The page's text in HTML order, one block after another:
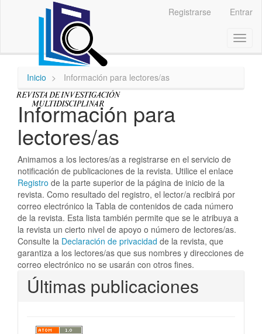
Navegación
principal
Barra
lateral
Registrarse Entrar
Inicio Información para lectores/as
Información para
lectores/as
Animamos a los lectores/as a registrarse en el servicio de
notificación de publicaciones de la revista. Utilice el enlace
Registro de la parte superior de la página de inicio de la
revista. Como resultado del registro, el lector/a recibirá por
correo electrónico la Tabla de contenidos de cada número
de la revista. Esta lista también permite que se le atribuya a
la revista un cierto nivel de apoyo o número de lectores/as.
Consulte la Declaración de privacidad de la revista, que
garantiza a los lectores/as que sus nombres y direcciones de
correo electrónico no se usarán con otros fines.
Últimas publicaciones